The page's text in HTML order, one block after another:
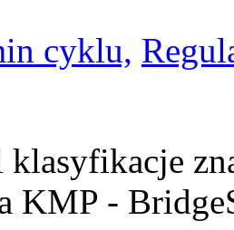
cyklu,
KMP -